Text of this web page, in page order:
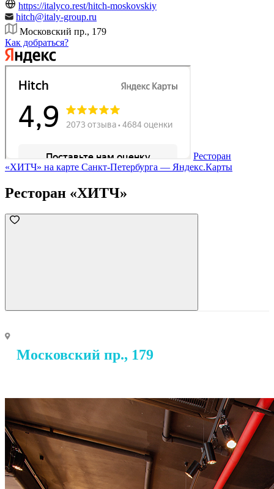
https://italyco.rest/hitch-moskovskiy
hitch@italy-group.ru
Московский пр., 179
Как добраться?
Ресторан
«ХИТЧ» на карте Санкт‑Петербурга — Яндекс.Карты
Ресторан «ХИТЧ»
Московский пр., 179